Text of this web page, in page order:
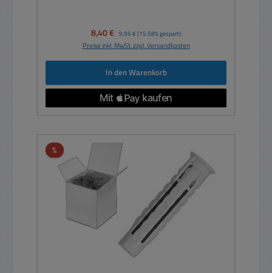
Verkaufspreis:
8,40 € Regulärer Preis:
9,95 € (15.58% gespart)
Preise inkl. MwSt. zzgl. Versandkosten
In den Warenkorb
%Rabatt